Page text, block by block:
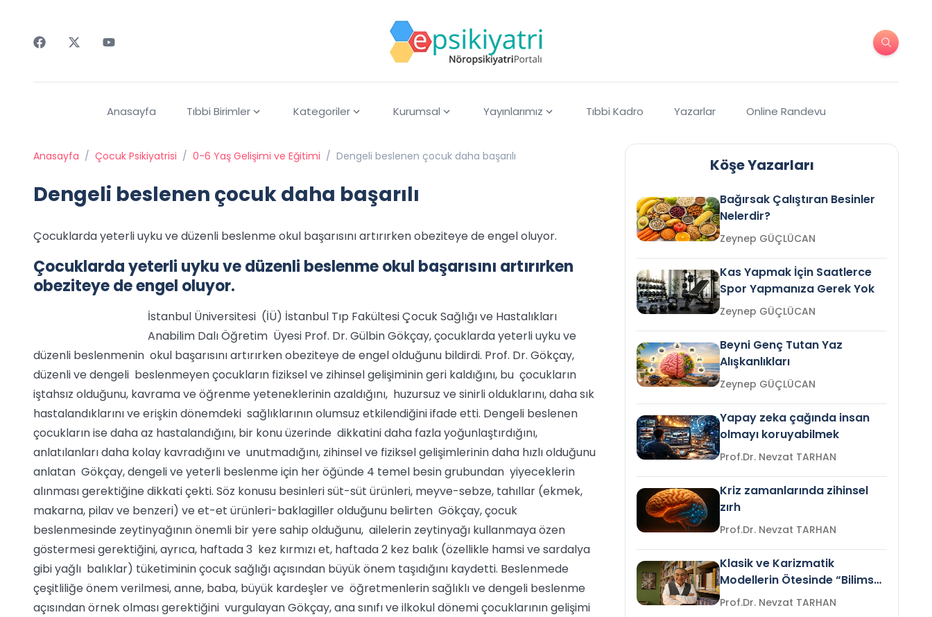
Anasayfa Tıbbi Birimler Kategoriler Kurumsal Yayınlarımız Tıbbi Kadro Yazarlar Online Randevu
Anasayfa / Çocuk Psikiyatrisi / 0-6 Yaş Gelişimi ve Eğitimi / Dengeli beslenen çocuk daha başarılı
Dengeli beslenen çocuk daha başarılı
Çocuklarda yeterli uyku ve düzenli beslenme okul başarısını artırırken obeziteye de engel oluyor.
Çocuklarda yeterli uyku ve düzenli beslenme okul başarısını artırırken
obeziteye de engel oluyor.
İstanbul Üniversitesi (İÜ) İstanbul Tıp Fakültesi Çocuk Sağlığı ve Hastalıkları
Anabilim Dalı Öğretim Üyesi Prof. Dr. Gülbin Gökçay, çocuklarda yeterli uyku ve
düzenli beslenmenin okul başarısını artırırken obeziteye de engel olduğunu bildirdi. Prof. Dr. Gökçay,
düzenli ve dengeli beslenmeyen çocukların fiziksel ve zihinsel gelişiminin geri kaldığını, bu çocukların
iştahsız olduğunu, kavrama ve öğrenme yeteneklerinin azaldığını, huzursuz ve sinirli olduklarını, daha sık
hastalandıklarını ve erişkin dönemdeki sağlıklarının olumsuz etkilendiğini ifade etti. Dengeli beslenen
çocukların ise daha az hastalandığını, bir konu üzerinde dikkatini daha fazla yoğunlaştırdığını,
anlatılanları daha kolay kavradığını ve unutmadığını, zihinsel ve fiziksel gelişimlerinin daha hızlı olduğunu
anlatan Gökçay, dengeli ve yeterli beslenme için her öğünde 4 temel besin grubundan yiyeceklerin
alınması gerektiğine dikkati çekti. Söz konusu besinleri süt-süt ürünleri, meyve-sebze, tahıllar (ekmek,
makarna, pilav ve benzeri) ve et-et ürünleri-baklagiller olduğunu belirten Gökçay, çocuk
beslenmesinde zeytinyağının önemli bir yere sahip olduğunu, ailelerin zeytinyağı kullanmaya özen
göstermesi gerektiğini, ayrıca, haftada 3 kez kırmızı et, haftada 2 kez balık (özellikle hamsi ve sardalya
gibi yağlı balıklar) tüketiminin çocuk sağlığı açısından büyük önem taşıdığını kaydetti. Beslenmede
çeşitliliğe önem verilmesi, anne, baba, büyük kardeşler ve öğretmenlerin sağlıklı ve dengeli beslenme
açısından örnek olması gerektiğini vurgulayan Gökçay, ana sınıfı ve ilkokul dönemi çocuklarının gelişimi
Köşe Yazarları
Bağırsak Çalıştıran Besinler
Nelerdir?
Zeynep GÜÇLÜCAN
Kas Yapmak İçin Saatlerce
Spor Yapmanıza Gerek Yok
Zeynep GÜÇLÜCAN
Beyni Genç Tutan Yaz
Alışkanlıkları
Zeynep GÜÇLÜCAN
Yapay zeka çağında insan
olmayı koruyabilmek
Prof.Dr. Nevzat TARHAN
Kriz zamanlarında zihinsel
zırh
Prof.Dr. Nevzat TARHAN
Klasik ve Karizmatik
Modellerin Ötesinde “Bilimsel
Liderlik”
Prof.Dr. Nevzat TARHAN